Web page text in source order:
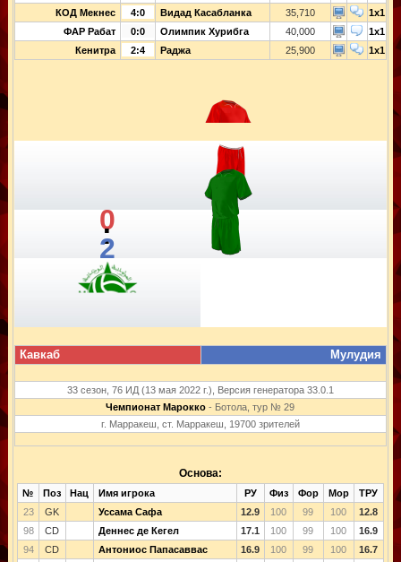
КОД Мекнес
4:0 Видад Касабланка 35,710
1x1
ФАР Рабат
0:0 Олимпик Хурибга 40,000
1x1
Кенитра
2:4 Раджа 25,900 1x1
0
:
2
Кавкаб Мулудия
33 сезон, 76 ИД (13 мая 2022 г.), Версия генератора 33.0.1
Чемпионат Марокко - Ботола, тур № 29
г. Марракеш, ст. Марракеш, 19700 зрителей
Основа:
№ Поз Нац Имя игрока РУ Физ Фор Мор
ТРУ
23
GK Уссама Сафа 12.9 100 99 100
12.8
98
CD Деннес де Кегел 17.1 100 99 100
16.9
94
CD Антониос Папасаввас 16.9 100 99 100
16.7